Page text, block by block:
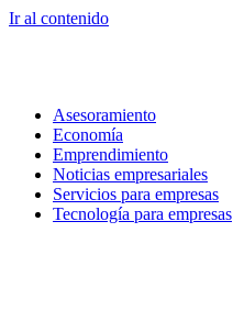
Ir al contenido
Asesoramiento
Economía
Emprendimiento
Noticias empresariales
Servicios para empresas
Tecnología para empresas